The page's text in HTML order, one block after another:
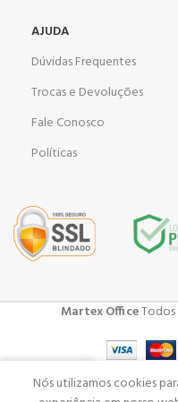
AJUDA
Dúvidas Frequentes
Trocas e Devoluções
Fale Conosco
Políticas
Martex OfficeTodos
CarrinhoMinha Conta
Menu
Nós utilizamos cookies